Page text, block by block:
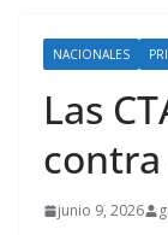
NACIONALES
Las
junio 9, 2026